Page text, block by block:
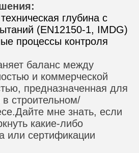
глубина с
(EN12150-1, IMDG)
процессы контроля
баланс между
и коммерческой
предназначенная для
в строительном/
мне знать, если
какие-либо
или сертификации